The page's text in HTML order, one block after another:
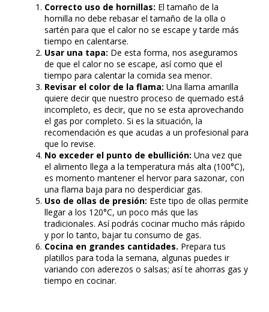
Correcto uso de hornillas: El tamaño de la
hornilla no debe rebasar el tamaño de la olla o
sartén para que el calor no se escape y tarde más
tiempo en calentarse.
Usar una tapa: De esta forma, nos aseguramos
de que el calor no se escape, así como que el
tiempo para calentar la comida sea menor.
Revisar el color de la flama: Una llama amarilla
quiere decir que nuestro proceso de quemado está
incompleto, es decir, que no se esta aprovechando
el gas por completo. Si es la situación, la
recomendación es que acudas a un profesional para
que lo revise.
No exceder el punto de ebullición: Una vez que
el alimento llega a la temperatura más alta (100°C),
es momento mantener el hervor para sazonar, con
una flama baja para no desperdiciar gas.
Uso de ollas de presión: Este tipo de ollas permite
llegar a los 120°C, un poco más que las
tradicionales. Así podrás cocinar mucho más rápido
y por lo tanto, bajar tu consumo de gas.
Cocina en grandes cantidades. Prepara tus
platillos para toda la semana, algunas puedes ir
variando con aderezos o salsas; así te ahorras gas y
tiempo en cocinar.